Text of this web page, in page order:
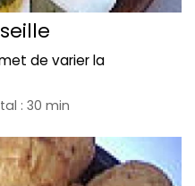
de varier la
: 30 min